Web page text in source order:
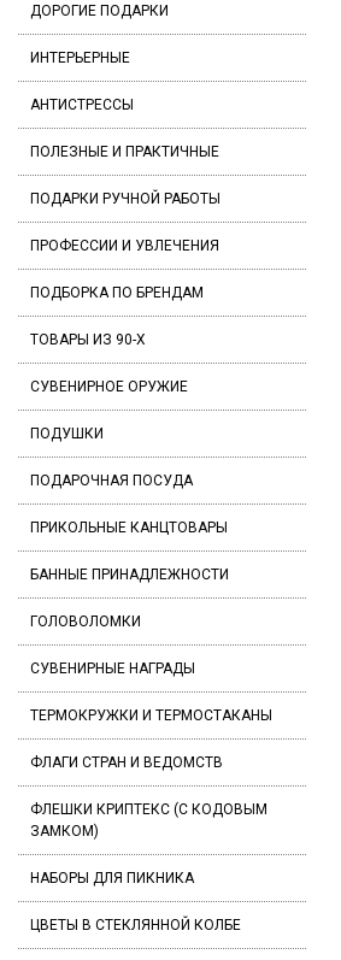
ДОРОГИЕ ПОДАРКИ
ИНТЕРЬЕРНЫЕ
АНТИСТРЕССЫ
ПОЛЕЗНЫЕ И ПРАКТИЧНЫЕ
ПОДАРКИ РУЧНОЙ РАБОТЫ
ПРОФЕССИИ И УВЛЕЧЕНИЯ
ПОДБОРКА ПО БРЕНДАМ
ТОВАРЫ ИЗ 90-Х
СУВЕНИРНОЕ ОРУЖИЕ
ПОДУШКИ
ПОДАРОЧНАЯ ПОСУДА
ПРИКОЛЬНЫЕ КАНЦТОВАРЫ
БАННЫЕ ПРИНАДЛЕЖНОСТИ
ГОЛОВОЛОМКИ
СУВЕНИРНЫЕ НАГРАДЫ
ТЕРМОКРУЖКИ И ТЕРМОСТАКАНЫ
ФЛАГИ СТРАН И ВЕДОМСТВ
ФЛЕШКИ КРИПТЕКС (С КОДОВЫМ
ЗАМКОМ)
НАБОРЫ ДЛЯ ПИКНИКА
ЦВЕТЫ В СТЕКЛЯННОЙ КОЛБЕ